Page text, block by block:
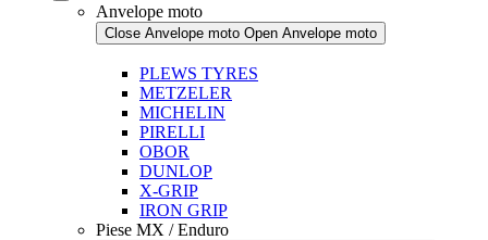
Anvelope moto
Close Anvelope moto Open Anvelope moto
PLEWS TYRES
METZELER
MICHELIN
PIRELLI
OBOR
DUNLOP
X-GRIP
IRON GRIP
Piese MX / Enduro